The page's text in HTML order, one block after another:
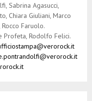
Sabrina Agasucci,
Chiara Giuliani, Marco
Faruolo.
Profeta, Rodolfo Felici.